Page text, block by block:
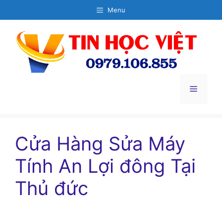
đến
dung
Menu
Menu
Cửa Hàng Sửa Máy
Tính An Lợi đông Tại
Thủ đức